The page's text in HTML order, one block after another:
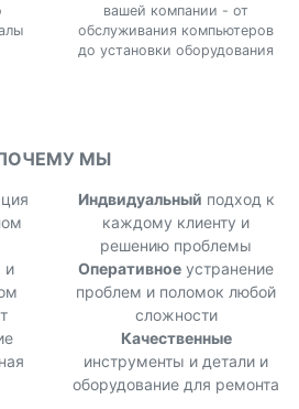
вашей компании - от
обслуживания компьютеров
до установки оборудования
МЫ
Индвидуальный подход к
каждому клиенту и
решению проблемы
и
Оперативное устранение
проблем и поломок любой
сложности
Качественные
инструменты и детали и
оборудование для ремонта